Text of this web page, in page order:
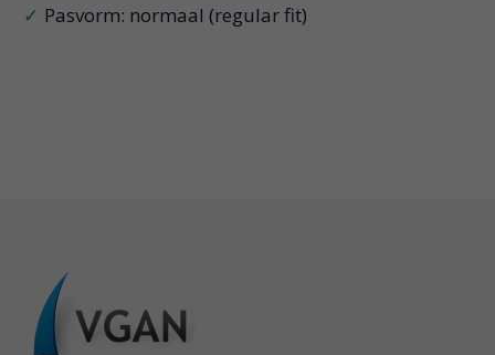
Pasvorm: normaal (regular fit)